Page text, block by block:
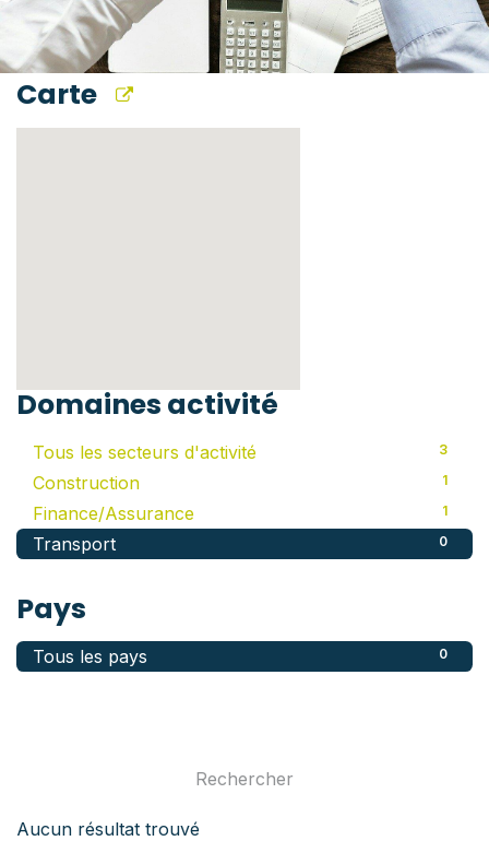
Carte
Domaines activité
3
Tous les secteurs d'activité
1
Construction
1
Finance/Assurance
0
Transport
Pays
0
Tous les pays
Aucun résultat trouvé